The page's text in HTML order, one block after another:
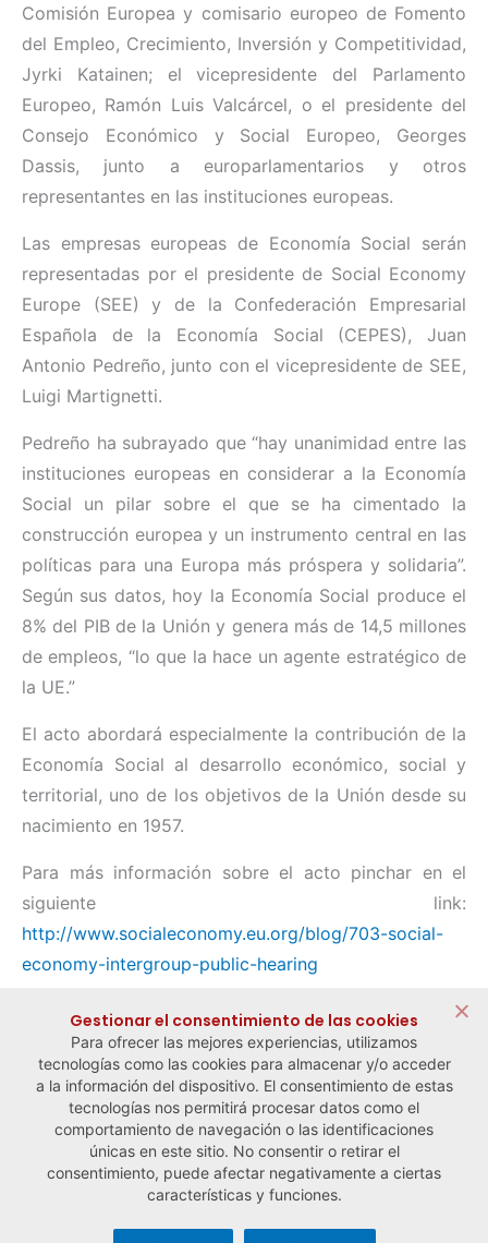
Comisión Europea y comisario europeo de Fomento
del Empleo, Crecimiento, Inversión y Competitividad,
Jyrki Katainen; el vicepresidente del Parlamento
Europeo, Ramón Luis Valcárcel, o el presidente del
Consejo Económico y Social Europeo, Georges
Dassis, junto a europarlamentarios y otros
representantes en las instituciones europeas.
Las empresas europeas de Economía Social serán
representadas por el presidente de Social Economy
Europe (SEE) y de la Confederación Empresarial
Española de la Economía Social (CEPES), Juan
Antonio Pedreño, junto con el vicepresidente de SEE,
Luigi Martignetti.
Pedreño ha subrayado que “hay unanimidad entre las
instituciones europeas en considerar a la Economía
Social un pilar sobre el que se ha cimentado la
construcción europea y un instrumento central en las
políticas para una Europa más próspera y solidaria”.
Según sus datos, hoy la Economía Social produce el
8% del PIB de la Unión y genera más de 14,5 millones
de empleos, “lo que la hace un agente estratégico de
la UE.”
El acto abordará especialmente la contribución de la
Economía Social al desarrollo económico, social y
territorial, uno de los objetivos de la Unión desde su
nacimiento en 1957.
Para más información sobre el acto pinchar en el
siguiente link:
http://www.socialeconomy.eu.org/blog/703-social-
economy-intergroup-public-hearing
← Noticia anterior Noticia siguiente →
Gestionar el consentimiento de las cookies
Para ofrecer las mejores experiencias, utilizamos
tecnologías como las cookies para almacenar y/o acceder
a la información del dispositivo. El consentimiento de estas
tecnologías nos permitirá procesar datos como el
comportamiento de navegación o las identificaciones
únicas en este sitio. No consentir o retirar el
consentimiento, puede afectar negativamente a ciertas
características y funciones.